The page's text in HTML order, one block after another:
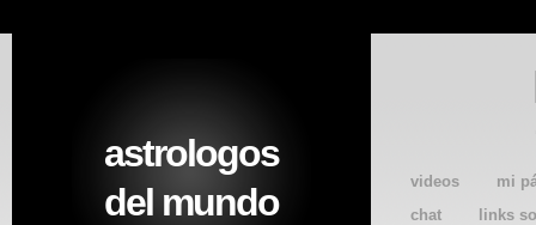
videos
mi
chat
links
astrologos
del mundo